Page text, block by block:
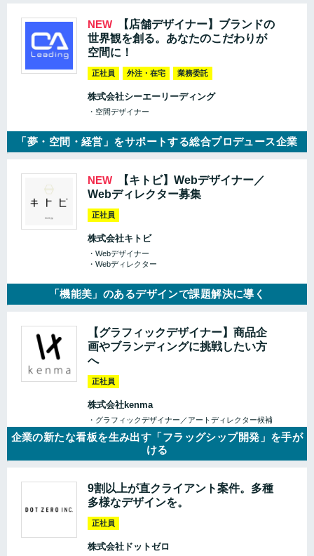
NEW
【店舗デザイナー】ブランドの
世界観を創る。あなたのこだわりが
空間に！
正社員 外注・在宅 業務委託
株式会社シーエーリーディング
・空間デザイナー
「夢・空間・経営」をサポートする総合プロデュース企業
NEW
【キトビ】Webデザイナー／
Webディレクター募集
正社員
株式会社キトビ
・Webデザイナー
・Webディレクター
「機能美」のあるデザインで課題解決に導く
【グラフィックデザイナー】商品企
画やブランディングに挑戦したい方
へ
正社員
株式会社kenma
・グラフィックデザイナー／アートディレクター候補
企業の新たな看板を生み出す「フラッグシップ開発」を手が
ける
9割以上が直クライアント案件。多種
多様なデザインを。
正社員
株式会社ドットゼロ